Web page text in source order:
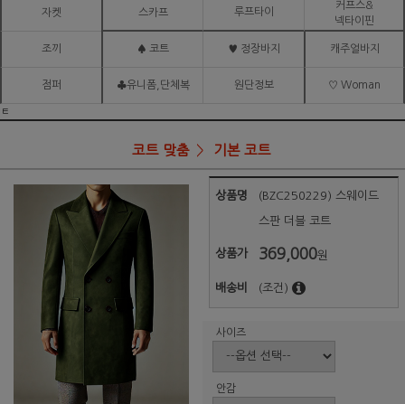
자켓 스카프 루프타이
커프스&
넥타이핀
조끼 ♠ 코트 ♥ 정장바지 캐주얼바지
점퍼 ♣유니폼,단체복 원단정보 ♡ Woman
ㅌ
코트 맞춤 기본 코트
상품명 (BZC250229) 스웨이드
스판 더블 코트
상품가 369,000원
배송비 (조건)
사이즈
안감